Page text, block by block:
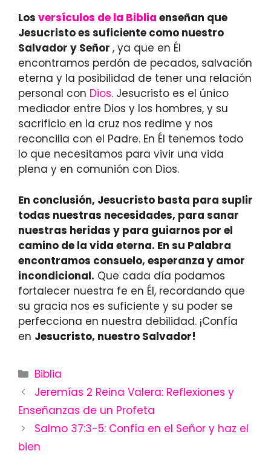
Los versículos de la Biblia enseñan que
Jesucristo es suficiente como nuestro
Salvador y Señor , ya que en Él
encontramos perdón de pecados, salvación
eterna y la posibilidad de tener una relación
personal con Dios. Jesucristo es el único
mediador entre Dios y los hombres, y su
sacrificio en la cruz nos redime y nos
reconcilia con el Padre. En Él tenemos todo
lo que necesitamos para vivir una vida
plena y en comunión con Dios.
En conclusión, Jesucristo basta para suplir
todas nuestras necesidades, para sanar
nuestras heridas y para guiarnos por el
camino de la vida eterna. En su Palabra
encontramos consuelo, esperanza y amor
incondicional. Que cada día podamos
fortalecer nuestra fe en Él, recordando que
su gracia nos es suficiente y su poder se
perfecciona en nuestra debilidad. ¡Confía
en Jesucristo, nuestro Salvador!
Categories
Biblia
Jeremías 2 Reina Valera: Reflexiones y
Enseñanzas de un Profeta
Salmo 37:3-5: Confía en el Señor y haz el
bien